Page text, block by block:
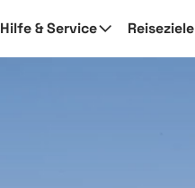
Hilfe & Service Reiseziele